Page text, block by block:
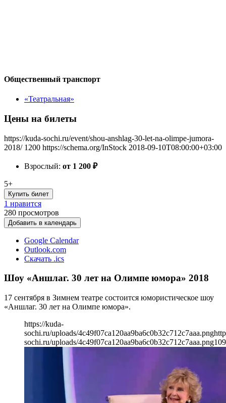
Общественный транспорт
«Театральная»
Цены на билеты
https://kuda-sochi.ru/event/shou-anshlag-30-let-na-olimpe-jumora-
2018/ 1200 https://schema.org/InStock 2018-09-10T08:00:00+03:00
Взрослый: от 1 200 ₽
5+
Купить билет
1 нравится
280 просмотров
Добавить в календарь
Google Calendar
Outlook.com
Скачать .ics
Шоу «Аншлаг. 30 лет на Олимпе юмора» 2018
17 сентября в Зимнем театре состоится юмористическое шоу
«Аншлаг. 30 лет на Олимпе юмора».
https://kuda-
sochi.ru/uploads/4c49f07ca120aa9ba6c0b32c712c7aaa.png
sochi.ru/uploads/4c49f07ca120aa9ba6c0b32c712c7aaa.png